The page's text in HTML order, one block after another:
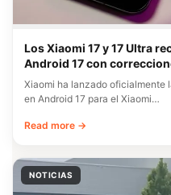
Los Xiaomi 17 y 17 Ultra
Android 17 con
Xiaomi ha lanzado oficialmente
en Android 17 para el Xiaomi…
Read more →
NOTICIAS